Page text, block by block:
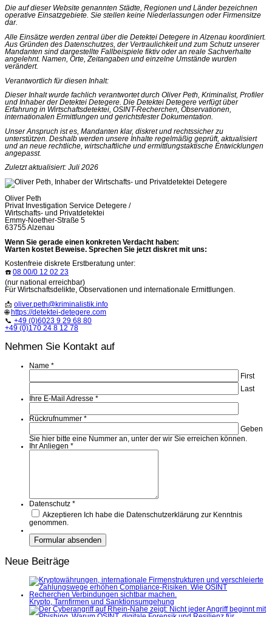
Die auf dieser Website genannten Städte, Regionen und Länder bezeichnen
operative Einsatzgebiete. Sie stellen keine Niederlassungen oder Firmensitze
dar.
Alle Einsätze werden zentral über die Detektei Detegere in Alzenau koordiniert.
Aus Gründen des Datenschutzes, der Vertraulichkeit und zum Schutz unserer
Mandanten sind dargestellte Fallbeispiele fiktiv oder an reale Sachverhalte
angelehnt. Namen, Orte, Zeitangaben und einzelne Umstände wurden
verändert.
Verantwortlich für diesen Inhalt:
Dieser Inhalt wurde fachlich verantwortet durch Oliver Peth, Kriminalist, Profiler
und Inhaber der Detektei Detegere. Die Detektei Detegere verfügt über
Erfahrung in Wirtschaftsdetektei, OSINT-Recherchen, Observationen,
internationalen Ermittlungen und gerichtsfester Dokumentation.
Unser Anspruch ist es, Mandanten klar, diskret und rechtssicher zu
unterstützen. Deshalb werden unsere Inhalte regelmäßig geprüft, aktualisiert
und an neue rechtliche, wirtschaftliche und ermittlungstaktische Entwicklungen
angepasst.
Zuletzt aktualisiert: Juli 2026
Oliver Peth
Privat Investigation Service Detegere /
Wirtschafts- und Privatdetektei
Emmy-Noether-Straße 5
63755 Alzenau
Wenn Sie gerade einen konkreten Verdacht haben:
Warten kostet Beweise. Sprechen Sie jetzt diskret mit uns:
Kostenfreie diskrete Erstberatung unter:
☎️ 08 00/0 12 02 23
(nur national erreichbar)
Für Wirtschaftsdelikte, Observationen und internationale Ermittlungen.
📩 oliver.peth@kriminalistik.info
🌐 https://detektei-detegere.com
📞 +49 (0)6023 9 29 68 80
+49 (0)170 24 8 12 78
Nehmen Sie Kontakt auf
Name *
First
Last
Ihre E-Mail Adresse *
Rückrufnummer *
Geben
Sie hier bitte eine Nummer an, unter der wir Sie erreichen können.
Ihr Anliegen *
Datenschutz *
Akzeptieren Ich habe die Datenschutzerklärung zur Kenntnis
genommen.
Neue Beiträge
Krypto, Tarnfirmen und Sanktionsumgehung